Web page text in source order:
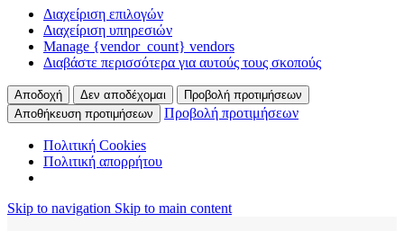
Διαχείριση επιλογών
Διαχείριση υπηρεσιών
Manage {vendor_count} vendors
Διαβάστε περισσότερα για αυτούς τους σκοπούς
Αποδοχή Δεν αποδέχομαι
Προβολή προτιμήσεων
Αποθήκευση προτιμήσεων
Προβολή προτιμήσεων
Πολιτική Cookies
Πολιτική απορρήτου
Skip to navigation Skip to main content